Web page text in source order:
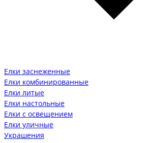
Елки заснеженные
Елки комбинированные
Елки литые
Елки настольные
Елки с освещением
Елки уличные
Украшения